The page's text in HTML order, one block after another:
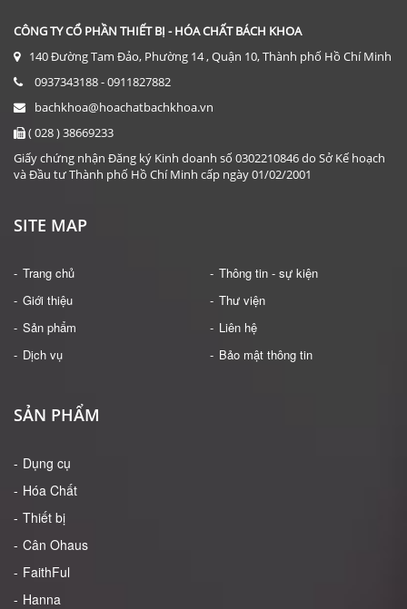
CÔNG TY CỔ PHẦN THIẾT BỊ - HÓA CHẤT BÁCH KHOA
140 Đường Tam Đảo, Phường 14 , Quận 10, Thành phố Hồ Chí Minh
0937343188 - 0911827882
bachkhoa@hoachatbachkhoa.vn
( 028 ) 38669233
Giấy chứng nhận Đăng ký Kinh doanh số 0302210846 do Sở Kế hoạch
và Đầu tư Thành phố Hồ Chí Minh cấp ngày 01/02/2001
SITE MAP
Trang chủ
Giới thiệu
Sản phẩm
Dịch vụ
Thông tin - sự kiện
Thư viện
Liên hệ
Bảo mật thông tin
SẢN PHẨM
Dụng cụ
Hóa Chất
Thiết bị
Cân Ohaus
FaithFul
Hanna